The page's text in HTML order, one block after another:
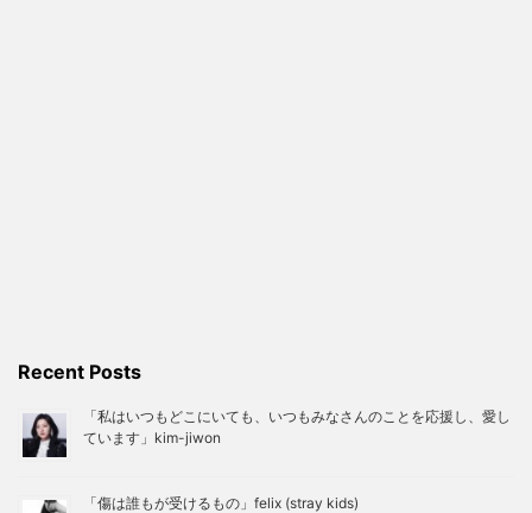
Recent Posts
「私はいつもどこにいても、いつもみなさんのことを応援し、愛し
ています」kim-jiwon
「傷は誰もが受けるもの」felix (stray kids)